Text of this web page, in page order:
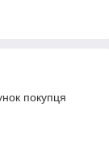
покупця